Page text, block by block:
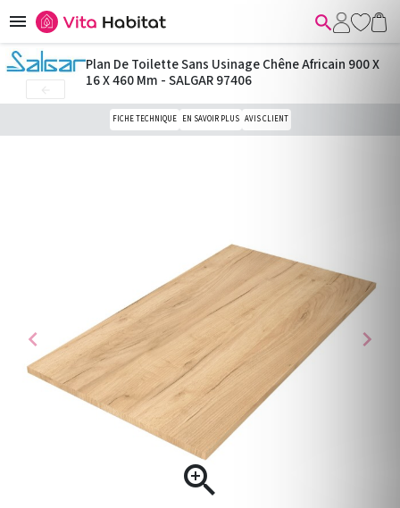
 
chevron_left

chevron_right
Plan De Toilette Sans Usinage Chêne Africain 900 X
16 X 460 Mm - SALGAR 97406
FICHE TECHNIQUE EN SAVOIR PLUS AVIS CLIENT